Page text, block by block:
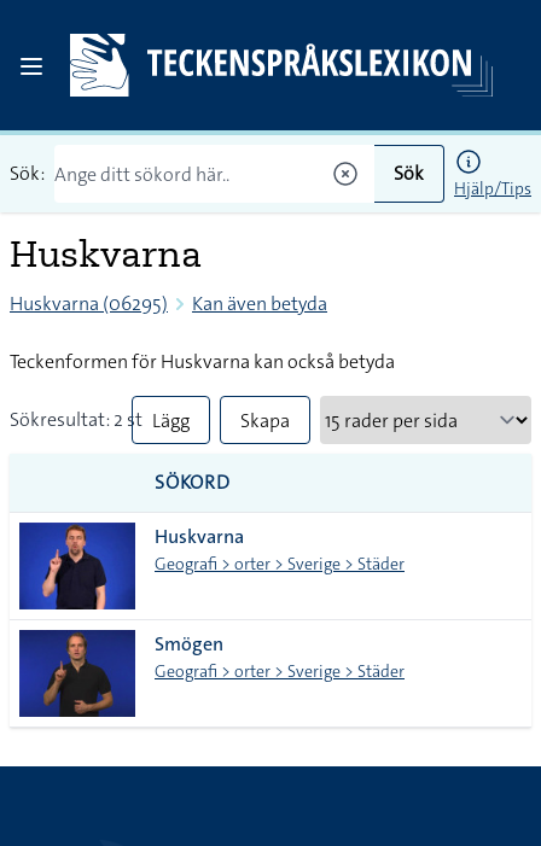
Sök: Sök
Hjälp/Tips
Huskvarna
Huskvarna (06295) Kan även betyda
Teckenformen för Huskvarna kan också betyda
Sökresultat: 2 st Lägg
till
alla i
lista
Skapa
SÖKORD
Huskvarna
Geografi > orter > Sverige > Städer
Smögen
Geografi > orter > Sverige > Städer